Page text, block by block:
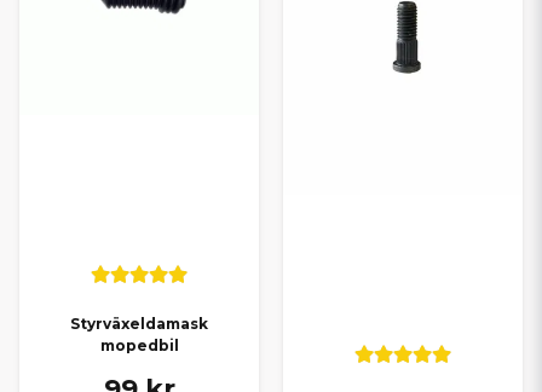
Styrväxeldamask
mopedbil